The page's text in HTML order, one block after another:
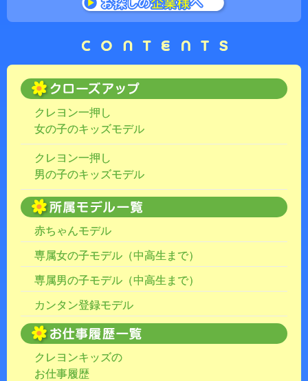
クレヨン一押し
女の子のキッズモデル
クレヨン一押し
男の子のキッズモデル
赤ちゃんモデル
専属女の子モデル（中高生まで）
専属男の子モデル（中高生まで）
カンタン登録モデル
クレヨンキッズの
お仕事履歴